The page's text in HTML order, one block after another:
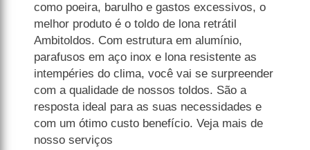
como poeira, barulho e gastos excessivos, o
melhor produto é o toldo de lona retrátil
Ambitoldos. Com estrutura em alumínio,
parafusos em aço inox e lona resistente as
intempéries do clima, você vai se surpreender
com a qualidade de nossos toldos. São a
resposta ideal para as suas necessidades e
com um ótimo custo benefício. Veja mais de
nosso serviços